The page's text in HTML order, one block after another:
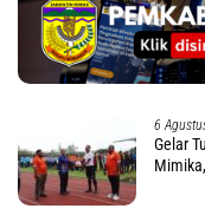
6
Gelar